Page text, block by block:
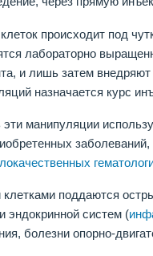
происходит под
лабораторно
и лишь затем
назначается курс
манипуляции
поддаются
эндокринной систем (
болезни опорно-